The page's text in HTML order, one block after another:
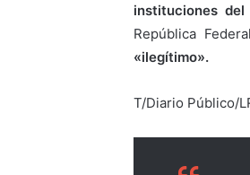
instituciones
República
«ilegítimo».
T/Diario Público/